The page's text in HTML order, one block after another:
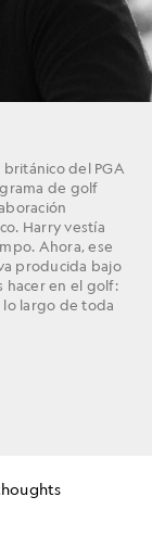
del PGA
de golf
Harry vestía
Ahora, ese
producida bajo
hacer en el golf:
largo de toda